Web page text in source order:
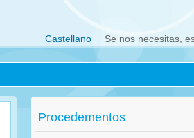
Castellano Se nos necesitas,
Procedementos